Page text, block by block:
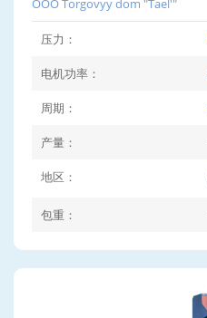
OOO Torgovyy dom "Tael'"
压力：
电机功率：
周期：
产量：
地区：
包重：